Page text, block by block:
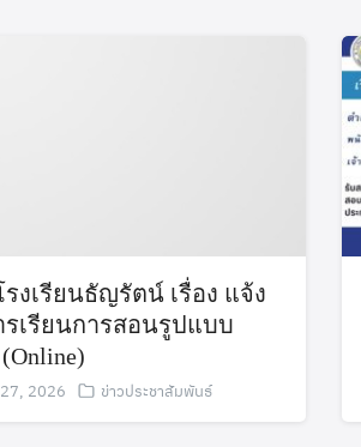
งเรียนธัญรัตน์ เรื่อง แจ้ง
รเรียนการสอนรูปแบบ
2026 ข่าวประชาสัมพันธ์